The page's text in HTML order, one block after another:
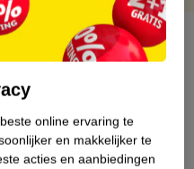
online ervaring te
en makkelijker te
acties en aanbiedingen